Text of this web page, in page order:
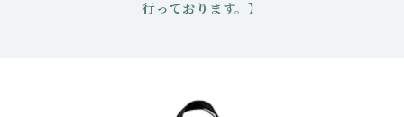
行っております。】